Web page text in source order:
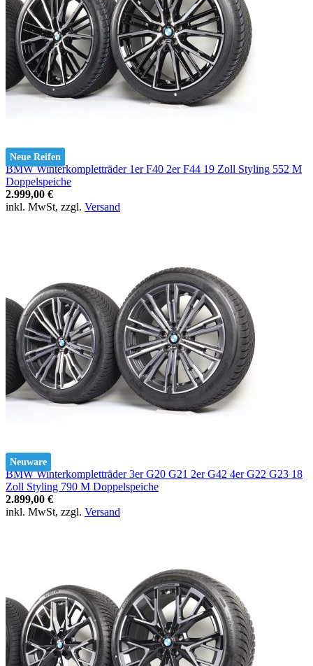
Neue Reifen
BMW Winterkompletträder 1er F40 2er F44 19 Zoll Styling 552 M
Doppelspeiche
2.999,00 €
inkl. MwSt, zzgl. Versand
Neuware
BMW Winterkompletträder 3er G20 G21 2er G42 4er G22 G23 18
Zoll Styling 790 M Doppelspeiche
2.899,00 €
inkl. MwSt, zzgl. Versand